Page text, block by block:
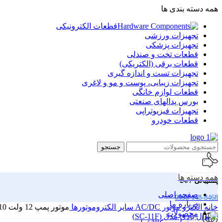
همه دسته بندی ها
قطعات الکترونیکی
تجهیزات ورزشی
تجهیزات پزشکی
قطعات تخت و صندلی
قطعات برقی (الکتریکی)
تجهیزات تست و اندازه گیری
تجهیزات زیبایی، پوست و مو و لاغری
قطعات لوازم خانگی
بورس پدالهای صنعتی
تجهیزات فیزیوتراپی
قطعات خودرو
جستجو
پشتیبانی 24/7
0998-148-8468
همه دسته ها
صفحه اصلی
درباره ما
محصولات
خانه الکترو موتور AC/DC سایر الکتروموتورها موتور پمپ 12 ولت 10 وات غلطکی پریستالتیک 230ML/MIN مدل (CP2-DC12S46A)